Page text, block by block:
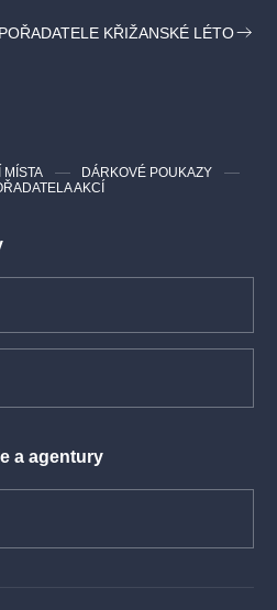
KŘIŽANSKÉ LÉTO
a agentury
MÍSTA
DÁRKOVÉ POUKAZY
AKCÍ